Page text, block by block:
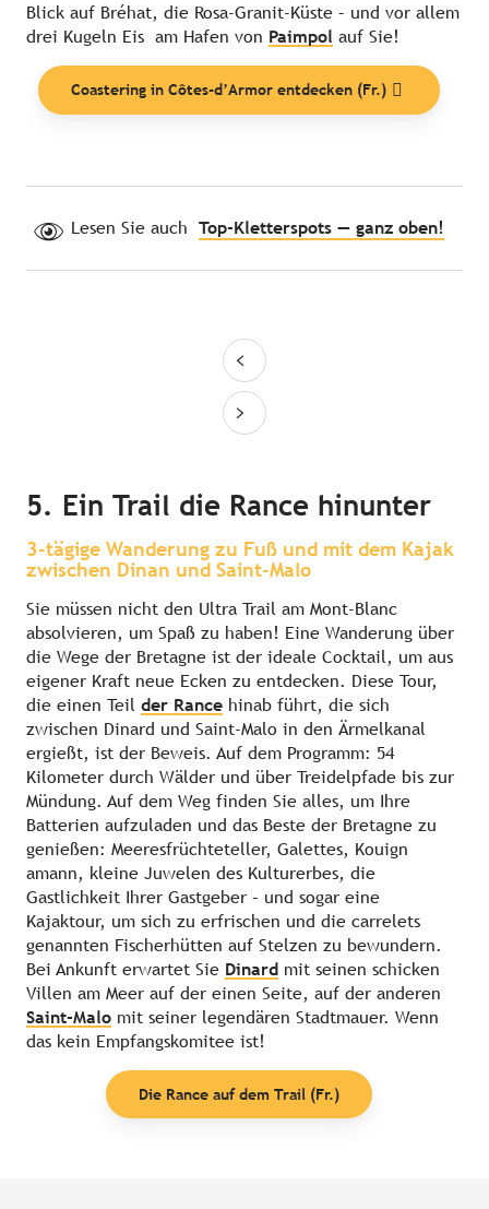
Blick auf Bréhat, die Rosa-Granit-Küste – und vor allem
drei Kugeln Eis am Hafen von Paimpol auf Sie!
Coastering in Côtes-d’Armor entdecken (Fr.)
Lesen Sie auch Top-Kletterspots — ganz oben!
5. Ein Trail die Rance hinunter
3-tägige Wanderung zu Fuß und mit dem Kajak
zwischen Dinan und Saint-Malo
Sie müssen nicht den Ultra Trail am Mont-Blanc
absolvieren, um Spaß zu haben! Eine Wanderung über
die Wege der Bretagne ist der ideale Cocktail, um aus
eigener Kraft neue Ecken zu entdecken. Diese Tour,
die einen Teil der Rance hinab führt, die sich
zwischen Dinard und Saint-Malo in den Ärmelkanal
ergießt, ist der Beweis. Auf dem Programm: 54
Kilometer durch Wälder und über Treidelpfade bis zur
Mündung. Auf dem Weg finden Sie alles, um Ihre
Batterien aufzuladen und das Beste der Bretagne zu
genießen: Meeresfrüchteteller, Galettes, Kouign
amann, kleine Juwelen des Kulturerbes, die
Gastlichkeit Ihrer Gastgeber – und sogar eine
Kajaktour, um sich zu erfrischen und die carrelets
genannten Fischerhütten auf Stelzen zu bewundern.
Bei Ankunft erwartet Sie Dinard mit seinen schicken
Villen am Meer auf der einen Seite, auf der anderen
Saint-Malo mit seiner legendären Stadtmauer. Wenn
das kein Empfangskomitee ist!
Die Rance auf dem Trail (Fr.)